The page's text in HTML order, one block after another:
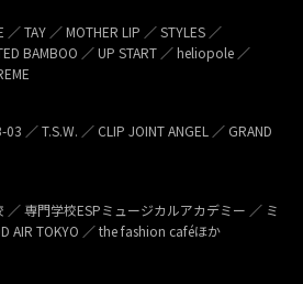
TAY ／ MOTHER LIP ／ STYLES ／
BAMBOO ／ UP START ／ heliopole ／
／ T.S.W. ／ CLIP JOINT ANGEL ／ GRAND
専門学校ESPミュージカルアカデミー ／ ミ
AIR TOKYO ／ the fashion caféほか